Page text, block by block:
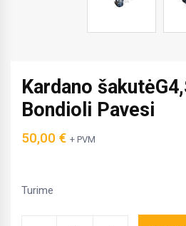
Kardano
Bondioli Pavesi
50,00 € + PVM
Turime